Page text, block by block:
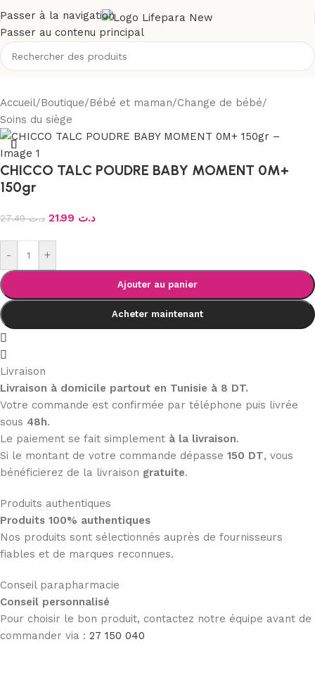
Passer à la navigation
Passer au contenu principal
Accueil/Boutique/Bébé et maman/Change de bébé/
Soins du siège
CHICCO TALC POUDRE BABY MOMENT 0M+
150gr
د.ت27.49 د.ت
- +
Ajouter au panier
Acheter maintenant
Livraison
Livraison à domicile partout en Tunisie à 8 DT.
Votre commande est confirmée par téléphone puis livrée
sous 48h.
Le paiement se fait simplement à la livraison.
Si le montant de votre commande dépasse 150 DT, vous
bénéficierez de la livraison gratuite.
Produits authentiques
Produits 100% authentiques
Nos produits sont sélectionnés auprès de fournisseurs
fiables et de marques reconnues.
Conseil parapharmacie
Conseil personnalisé
Pour choisir le bon produit, contactez notre équipe avant de
commander via : 27 150 040